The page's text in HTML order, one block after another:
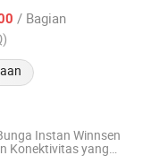
/ Bagian
2011
Instan Winnsen
Konektivitas yang